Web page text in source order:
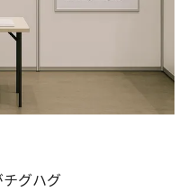
グハグ